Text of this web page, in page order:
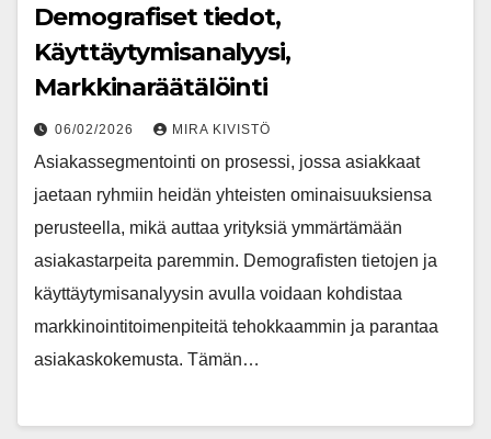
Demografiset tiedot,
Käyttäytymisanalyysi,
Markkinaräätälöinti
06/02/2026 MIRA KIVISTÖ
Asiakassegmentointi on prosessi, jossa asiakkaat
jaetaan ryhmiin heidän yhteisten ominaisuuksiensa
perusteella, mikä auttaa yrityksiä ymmärtämään
asiakastarpeita paremmin. Demografisten tietojen ja
käyttäytymisanalyysin avulla voidaan kohdistaa
markkinointitoimenpiteitä tehokkaammin ja parantaa
asiakaskokemusta. Tämän…